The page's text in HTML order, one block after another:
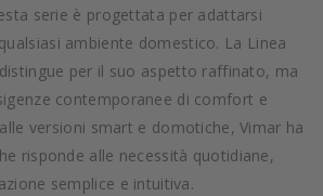
serie è progettata per adattarsi
ambiente domestico. La Linea
per il suo aspetto raffinato, ma
contemporanee di comfort e
versioni smart e domotiche, Vimar ha
risponde alle necessità quotidiane,
semplice e intuitiva.